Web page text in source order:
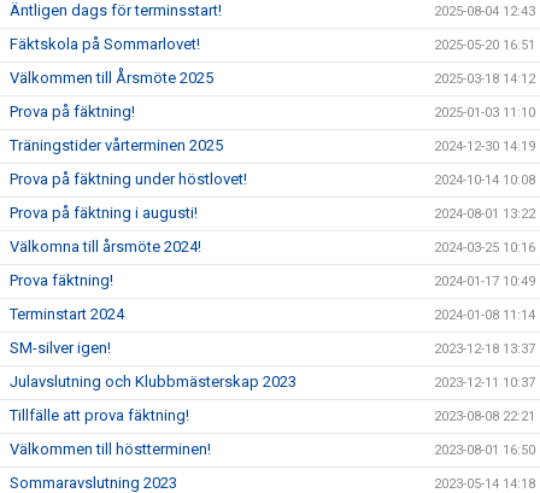
Äntligen dags för terminsstart! 2025-08-04 12:43
Fäktskola på Sommarlovet! 2025-05-20 16:51
Välkommen till Årsmöte 2025 2025-03-18 14:12
Prova på fäktning! 2025-01-03 11:10
Träningstider vårterminen 2025 2024-12-30 14:19
Prova på fäktning under höstlovet! 2024-10-14 10:08
Prova på fäktning i augusti! 2024-08-01 13:22
Välkomna till årsmöte 2024! 2024-03-25 10:16
Prova fäktning! 2024-01-17 10:49
Terminstart 2024 2024-01-08 11:14
SM-silver igen! 2023-12-18 13:37
Julavslutning och Klubbmästerskap 2023 2023-12-11 10:37
Tillfälle att prova fäktning! 2023-08-08 22:21
Välkommen till höstterminen! 2023-08-01 16:50
Sommaravslutning 2023 2023-05-14 14:18